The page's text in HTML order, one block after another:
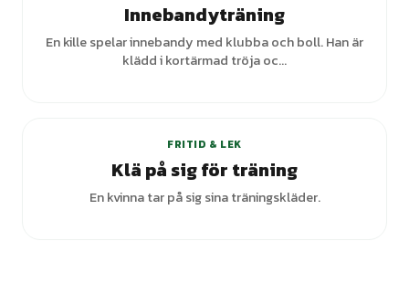
Innebandyträning
En kille spelar innebandy med klubba och boll. Han är
klädd i kortärmad tröja oc...
FRITID & LEK
Klä på sig för träning
En kvinna tar på sig sina träningskläder.